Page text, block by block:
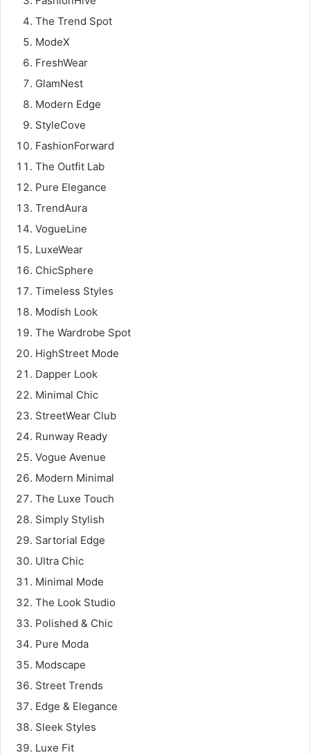
The Trend Spot
ModeX
FreshWear
GlamNest
Modern Edge
StyleCove
FashionForward
The Outfit Lab
Pure Elegance
TrendAura
VogueLine
LuxeWear
ChicSphere
Timeless Styles
Modish Look
The Wardrobe Spot
HighStreet Mode
Dapper Look
Minimal Chic
StreetWear Club
Runway Ready
Vogue Avenue
Modern Minimal
The Luxe Touch
Simply Stylish
Sartorial Edge
Ultra Chic
Minimal Mode
The Look Studio
Polished & Chic
Pure Moda
Modscape
Street Trends
Edge & Elegance
Sleek Styles
Luxe Fit